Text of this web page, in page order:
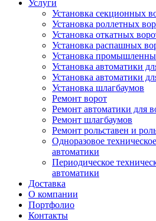
Услуги
Установка секционных
Установка роллетных
Установка откатных
Установка распашных
Установка
Установка автоматики
Установка автоматики
Установка шлагбаумов
Ремонт ворот
Ремонт автоматики для
Ремонт шлагбаумов
Ремонт рольставен и
Одноразовое
автоматики
Периодическое
автоматики
Доставка
О компании
Портфолио
Контакты